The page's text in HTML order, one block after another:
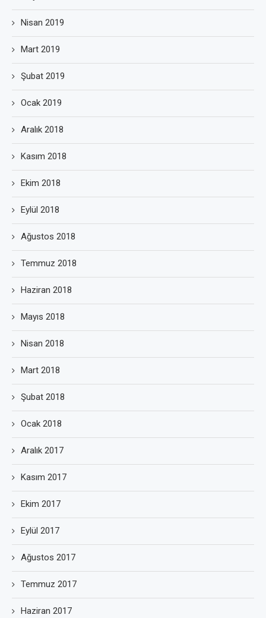
Nisan 2019
Mart 2019
Şubat 2019
Ocak 2019
Aralık 2018
Kasım 2018
Ekim 2018
Eylül 2018
Ağustos 2018
Temmuz 2018
Haziran 2018
Mayıs 2018
Nisan 2018
Mart 2018
Şubat 2018
Ocak 2018
Aralık 2017
Kasım 2017
Ekim 2017
Eylül 2017
Ağustos 2017
Temmuz 2017
Haziran 2017